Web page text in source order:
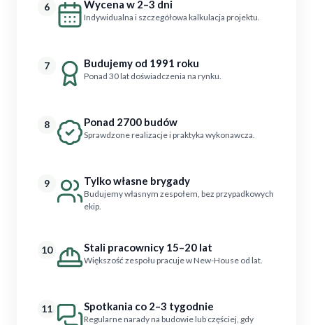
6 Wycena w 2–3 dni
Indywidualna i szczegółowa kalkulacja projektu.
7 Budujemy od 1991 roku
Ponad 30 lat doświadczenia na rynku.
8 Ponad 2700 budów
Sprawdzone realizacje i praktyka wykonawcza.
9 Tylko własne brygady
Budujemy własnym zespołem, bez przypadkowych
ekip.
10 Stali pracownicy 15–20 lat
Większość zespołu pracuje w New-House od lat.
11 Spotkania co 2–3 tygodnie
Regularne narady na budowie lub częściej, gdy